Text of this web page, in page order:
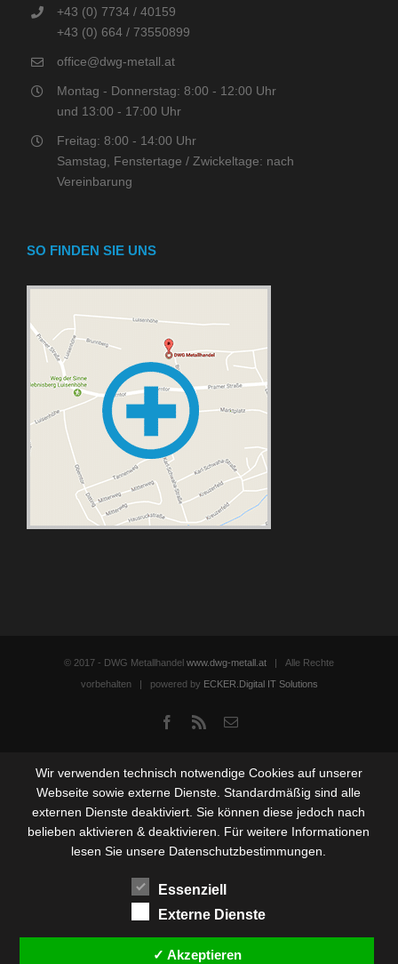
+43 (0) 7734 / 40159
+43 (0) 664 / 73550899
office@dwg-metall.at
Montag - Donnerstag: 8:00 - 12:00 Uhr
und 13:00 - 17:00 Uhr
Freitag: 8:00 - 14:00 Uhr
Samstag, Fenstertage / Zwickeltage: nach
Vereinbarung
SO FINDEN SIE UNS
© 2017 - DWG Metallhandel www.dwg-metall.at | Alle Rechte
vorbehalten | powered by ECKER.Digital IT Solutions
Facebook
Rss Email
Wir verwenden technisch notwendige Cookies auf unserer
Webseite sowie externe Dienste. Standardmäßig sind alle
externen Dienste deaktiviert. Sie können diese jedoch nach
belieben aktivieren & deaktivieren. Für weitere Informationen
lesen Sie unsere Datenschutzbestimmungen.
Essenziell
Externe Dienste
✓ Akzeptieren